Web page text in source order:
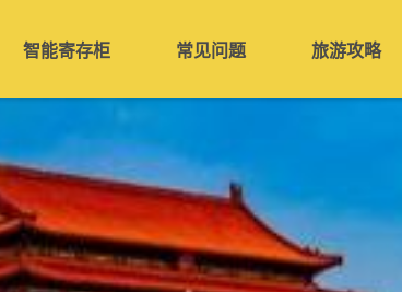
智能寄存柜 常见问题 旅游攻略